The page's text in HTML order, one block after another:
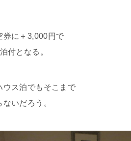
券に＋3,000円で
付となる。
ウス泊でもそこまで
いだろう。